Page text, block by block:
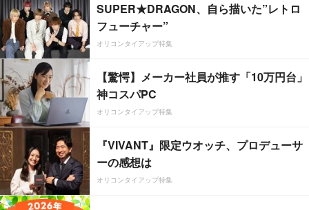
SUPER★DRAGON、自ら描いた”レトロ
フューチャー”
オリコンタイアップ特集
【驚愕】メーカー社員が推す「10万円台」
神コスパPC
オリコンタイアップ特集
『VIVANT』限定ウオッチ、プロデューサ
ーの感想は
オリコンタイアップ特集